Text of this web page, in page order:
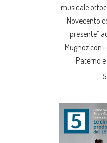
musicale
Novecento
presente”
Mugnoz con
Paterno